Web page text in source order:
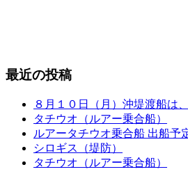
最近の投稿
８月１０日（月）沖堤渡船は
タチウオ（ルアー乗合船）
ルアータチウオ乗合船 出船予
シロギス（堤防）
タチウオ（ルアー乗合船）